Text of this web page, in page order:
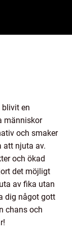
en
människor
och smaker
att njuta av.
och ökad
det möjligt
av fika utan
dig något gott
chans och